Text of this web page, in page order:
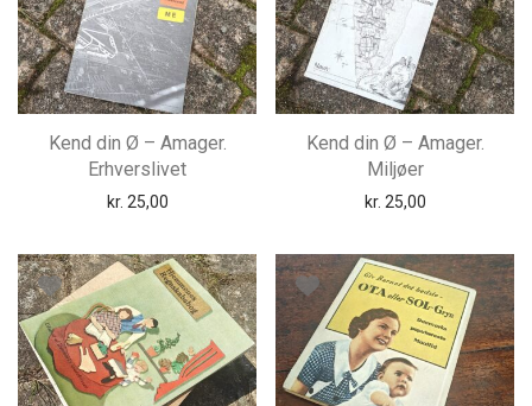
Kend din Ø – Amager.
Erhverslivet
kr. 25,00
Kend din Ø – Amager.
Miljøer
kr. 25,00